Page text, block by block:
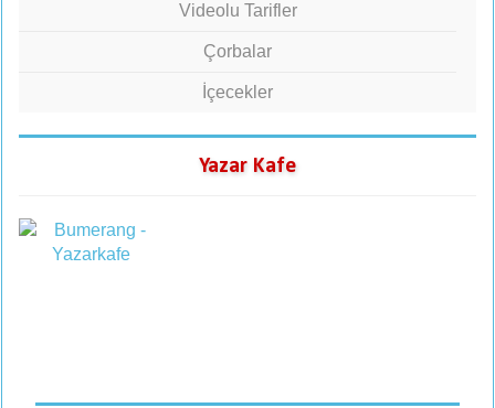
Videolu Tarifler
Çorbalar
İçecekler
Yazar Kafe